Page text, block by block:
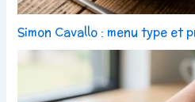
Simon Cavallo : menu type